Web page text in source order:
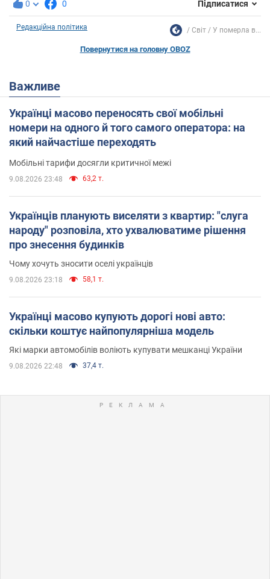
0 0 Підписатися
Редакційна політика Світ У померла в...
Повернутися на головну OBOZ
Важливе
Українці масово переносять свої мобільні
номери на одного й того самого оператора: на
який найчастіше переходять
Мобільні тарифи досягли критичної межі
9.08.2026 23:48 63,2 т.
Українців планують виселяти з квартир: "слуга
народу" розповіла, хто ухвалюватиме рішення
про знесення будинків
Чому хочуть зносити оселі українців
9.08.2026 23:18 58,1 т.
Українці масово купують дорогі нові авто:
скільки коштує найпопулярніша модель
Які марки автомобілів воліють купувати мешканці України
9.08.2026 22:48 37,4 т.